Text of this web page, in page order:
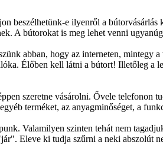
beszélhetünk-e ilyenről a
A bútorokat is meg lehet venni
abban, hogy az interneten,
Élőben kell látni a bútort! Illetőleg
szeretne vásárolni. Ővele telefonon
terméket, az anyagminőséget, a
Valamilyen szinten tehát nem
Eleve ki tudja szűrni a neki abszolút